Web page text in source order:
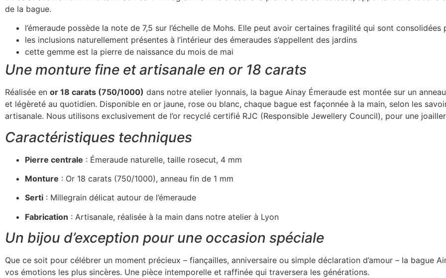
de la bague.
l’émeraude possède la note de 7,5 sur l’échelle de Mohs. Elle peut avoir certaines fragilité qui sont
les inclusions naturellement présentes à l’intérieur des émeraudes s’appellent des jardins
cette gemme est la pierre de naissance du mois de mai
Une monture fine et artisanale en or 18 carats
Réalisée en or 18 carats (750/1000) dans notre atelier lyonnais, la bague Ainay Émeraude est montée sur un
et légèreté au quotidien. Disponible en or jaune, rose ou blanc, chaque bague est façonnée à la main, selon les
artisanale. Nous utilisons exclusivement de l’or recyclé certifié RJC (Responsible Jewellery Council), pour une
Caractéristiques techniques
Pierre centrale : Émeraude naturelle, taille rosecut, 4 mm
Monture : Or 18 carats (750/1000), anneau fin de 1 mm
Serti : Millegrain délicat autour de l’émeraude
Fabrication : Artisanale, réalisée à la main dans notre atelier à Lyon
Un bijou d’exception pour une occasion spéciale
Que ce soit pour célébrer un moment précieux – fiançailles, anniversaire ou simple déclaration d’amour – la bague
vos émotions les plus sincères. Une pièce intemporelle et raffinée qui traversera les générations.